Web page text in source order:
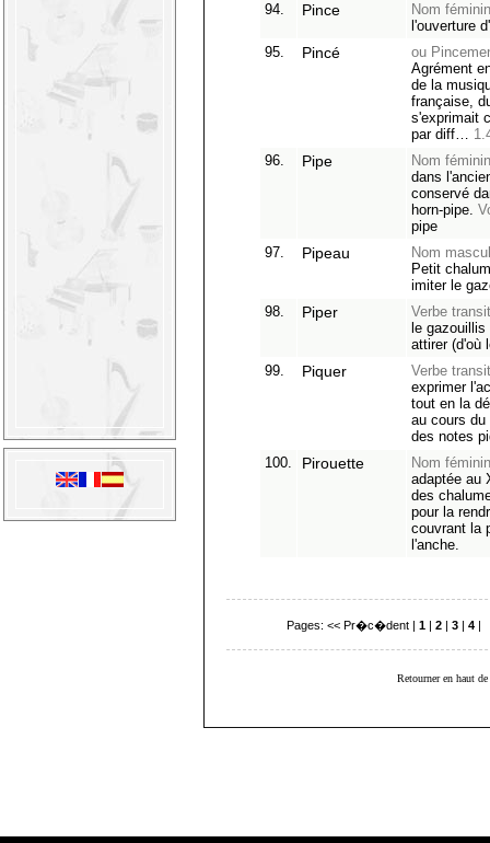
94.
Pince
Nom
l'ouverture
95.
Pincé
ou
Agrément
de la
française,
s'exprimait
par diff…
96.
Pipe
Nom
dans
conservé
horn-pipe.
pipe
97.
Pipeau
Nom
Petit
imiter le
98.
Piper
Verbe
le
attirer (d'où
99.
Piquer
Verbe
exprimer
tout en la
au cours
des notes
100.
Pirouette
Nom
adaptée au
des
pour la
couvrant la
l'anche.
Pages: << Pr�c�dent| 1| 2| 3| 4|
Retourner en haut de